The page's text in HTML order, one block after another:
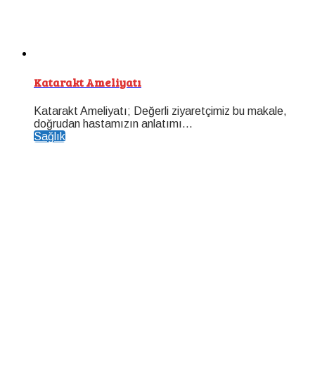
Katarakt Ameliyatı
Katarakt Ameliyatı; Değerli ziyaretçimiz bu makale,
doğrudan hastamızın anlatımı...
Sağlık